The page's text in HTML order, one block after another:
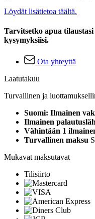
Löydät lisätietoa täältä.
Tarvitsetko apua
kysymyksiisi.
Ota yhteyttä
Laatutakuu
Turvallinen ja
Suomi: Ilmainen
Ilmainen
Vähintään 1
Turvallinen maksu
Mukavat maksutavat
Tilisiirto